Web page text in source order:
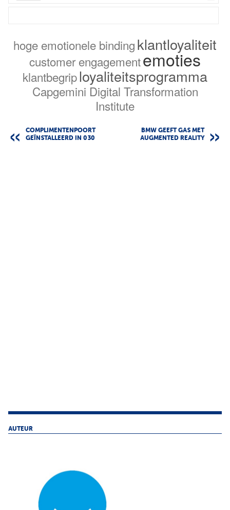
hoge emotionele bindingklantloyaliteit
customer engagementemoties
klantbegriployaliteitsprogramma
Capgemini Digital Transformation
Institute
COMPLIMENTENPOORT
GEÏNSTALLEERD IN 030
BMW GEEFT GAS MET
AUGMENTED REALITY
AUTEUR